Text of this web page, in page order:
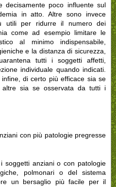
decisamente poco influente sul
in atto. Altre sono invece
utili per ridurre il numero dei
come ad esempio limitare le
al minimo indispensabile,
e la distanza di sicurezza,
tutti i soggetti affetti,
individuale quando indicati.
di certo più efficace sia se
sia se osservata da tutti i
con più patologie pregresse
anziani o con patologie
polmonari o del sistema
un bersaglio più facile per il